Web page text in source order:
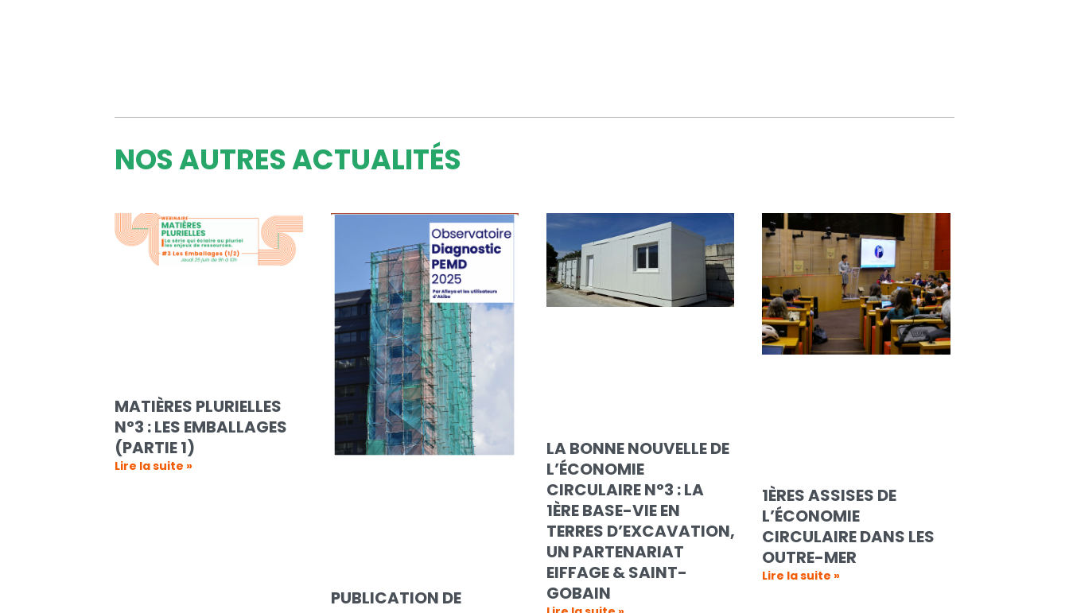
NOS AUTRES ACTUALITÉS
MATIÈRES PLURIELLES
N°3 : LES EMBALLAGES
(PARTIE 1)
Lire la suite »
PUBLICATION DE
LA BONNE NOUVELLE DE
L’ÉCONOMIE
CIRCULAIRE N°3 : LA
1ÈRE BASE-VIE EN
TERRES D’EXCAVATION,
UN PARTENARIAT
EIFFAGE & SAINT-
GOBAIN
1ÈRES ASSISES DE
L’ÉCONOMIE
CIRCULAIRE DANS LES
OUTRE-MER
Lire la suite »